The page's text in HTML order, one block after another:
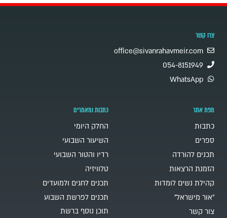
צרו קשר
office@sivanrahavmeir.com
054-8151949
WhatsApp
מפת אתר
כתבות
ספרים
תכנים להורדה
הזמנת הרצאות
קהילת נשים לומדות
"אור מישראל"
צור קשר
כתבות ומאמרים
החלק היומי
השיעור השבועי
רדיו והטור השבועי
טלוויזיה
תכנים לחגים ולמועדים
תכנים לפרשת השבוע
תוכן נוסף ברשת